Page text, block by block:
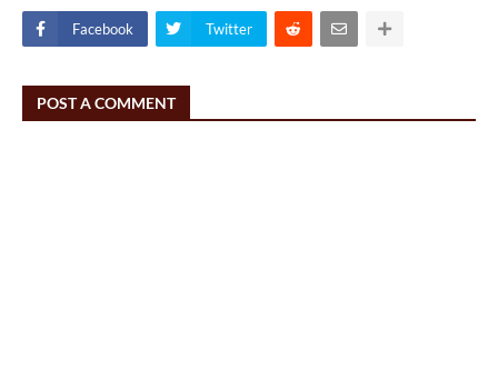
Facebook Twitter
POST A COMMENT